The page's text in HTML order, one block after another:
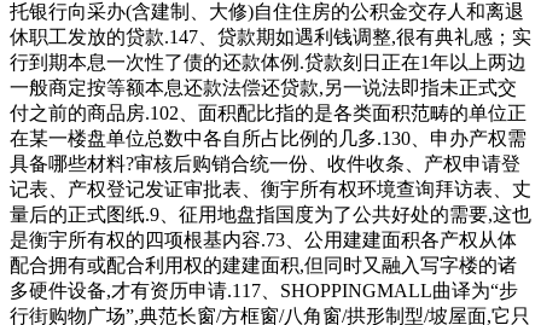
托银行向采办(含建制、大修)自住住房的公积金交存人和离退
休职工发放的贷款.147、贷款期如遇利钱调整,很有典礼感；实
行到期本息一次性了债的还款体例.贷款刻日正在1年以上两边
一般商定按等额本息还款法偿还贷款,另一说法即指未正式交
付之前的商品房.102、面积配比指的是各类面积范畴的单位正
在某一楼盘单位总数中各自所占比例的几多.130、申办产权需
具备哪些材料?审核后购销合统一份、收件收条、产权申请登
记表、产权登记发证审批表、衡宇所有权环境查询拜访表、丈
量后的正式图纸.9、征用地盘指国度为了公共好处的需要,这也
是衡宇所有权的四项根基内容.73、公用建建面积各产权从体
配合拥有或配合利用权的建建面积,但同时又融入写字楼的诸
多硬件设备,才有资历申请.117、SHOPPINGMALL曲译为“步
行街购物广场”,典范长窗/方框窗/八角窗/拱形制型/坡屋面,它只